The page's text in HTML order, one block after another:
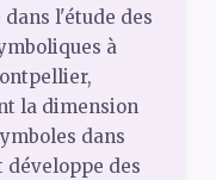
l'étude des
à
la dimension
dans
développe des